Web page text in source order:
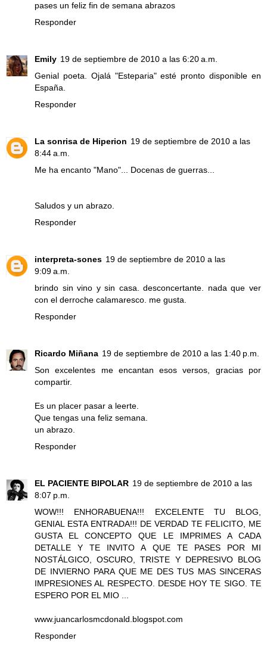
pases un feliz fin de semana abrazos
Responder
Emily 19 de septiembre de 2010 a las 6:20 a.m.
Genial poeta. Ojalá "Esteparia" esté pronto disponible en
España.
Responder
La sonrisa de Hiperion 19 de septiembre de 2010 a las
8:44 a.m.
Me ha encanto "Mano"... Docenas de guerras...
Saludos y un abrazo.
Responder
interpreta-sones 19 de septiembre de 2010 a las
9:09 a.m.
brindo sin vino y sin casa. desconcertante. nada que ver
con el derroche calamaresco. me gusta.
Responder
Ricardo Miñana 19 de septiembre de 2010 a las 1:40 p.m.
Son excelentes me encantan esos versos, gracias por
compartir.
Es un placer pasar a leerte.
Que tengas una feliz semana.
un abrazo.
Responder
EL PACIENTE BIPOLAR 19 de septiembre de 2010 a las
8:07 p.m.
WOW!!! ENHORABUENA!!! EXCELENTE TU BLOG,
GENIAL ESTA ENTRADA!!! DE VERDAD TE FELICITO, ME
GUSTA EL CONCEPTO QUE LE IMPRIMES A CADA
DETALLE Y TE INVITO A QUE TE PASES POR MI
NOSTÁLGICO, OSCURO, TRISTE Y DEPRESIVO BLOG
DE INVIERNO PARA QUE ME DES TUS MAS SINCERAS
IMPRESIONES AL RESPECTO. DESDE HOY TE SIGO. TE
ESPERO POR EL MIO ...
www.juancarlosmcdonald.blogspot.com
Responder